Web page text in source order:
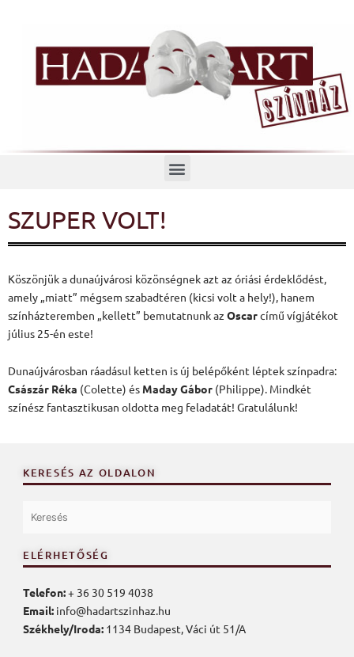
Menü
SZUPER VOLT!
Köszönjük a dunaújvárosi közönségnek azt az óriási érdeklődést,
amely „miatt” mégsem szabadtéren (kicsi volt a hely!), hanem
színházteremben „kellett” bemutatnunk az Oscarcímű vígjátékot
július 25-én este!
Dunaújvárosban ráadásul ketten is új belépőként léptek színpadra:
Császár Réka (Colette) és Maday Gábor (Philippe). Mindkét
színész fantasztikusan oldotta meg feladatát! Gratulálunk!
KERESÉS AZ OLDALON
ELÉRHETŐSÉG
Telefon:+ 36 30 519 4038
Email: info@hadartszinhaz.hu
Székhely/Iroda: 1134 Budapest, Váci út 51/A